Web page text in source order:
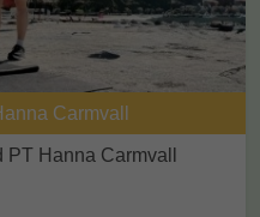
Carmvall
Hanna Carmvall